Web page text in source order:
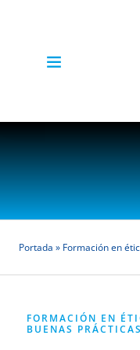
Portada » Formación en
FORMACIÓN EN
BUENAS PRÁCTICAS